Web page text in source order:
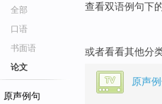
全部
口语
书面语
论文
原声例句
查看双语例句下
或者看看其他分
原声